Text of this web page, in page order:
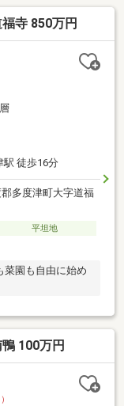
寺 850万円
駅 徒歩16分
多度津町大字道福
平坦地
菜園も自由に始め
100万円